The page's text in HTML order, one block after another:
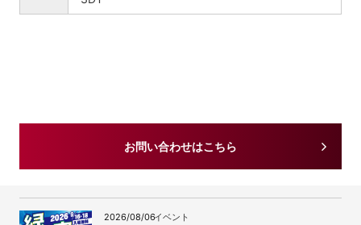
お問い合わせはこちら
2026/08/06イベント